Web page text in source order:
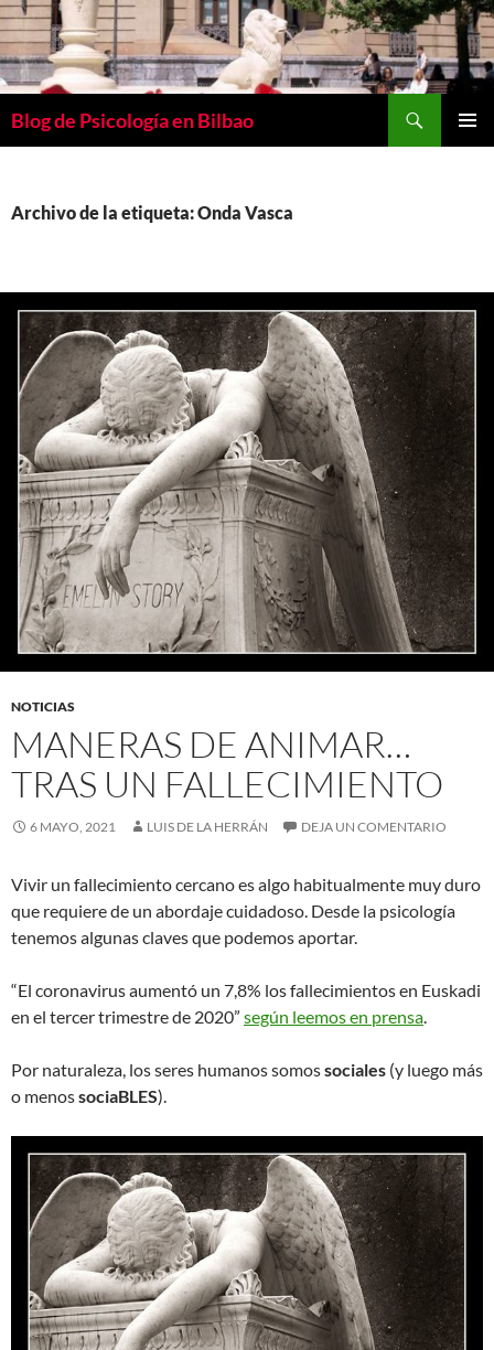
Blog de Psicología en Bilbao
Archivo de la etiqueta: Onda Vasca
NOTICIAS
MANERAS DE ANIMAR…
TRAS UN FALLECIMIENTO
6 MAYO, 2021 LUIS DE LA HERRÁN DEJA UN COMENTARIO
Vivir un fallecimiento cercano es algo habitualmente muy duro
que requiere de un abordaje cuidadoso. Desde la psicología
tenemos algunas claves que podemos aportar.
“El coronavirus aumentó un 7,8% los fallecimientos en Euskadi
en el tercer trimestre de 2020” según leemos en prensa.
Por naturaleza, los seres humanos somossociales (y luego más
o menossociaBLES).